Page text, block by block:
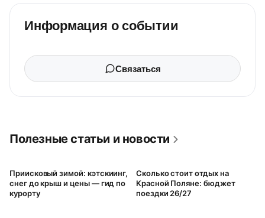
Информация о событии
Связаться
Полезные статьи и новости
Приисковый зимой: кэтскиинг,
снег до крыш и цены — гид по
курорту
Сколько стоит отдых на
Красной Поляне: бюджет
поездки 26/27